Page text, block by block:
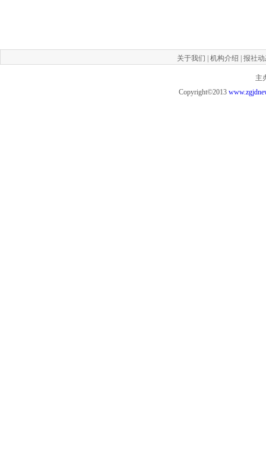
关于我们 机构介绍 报社
主
Copyright©2013